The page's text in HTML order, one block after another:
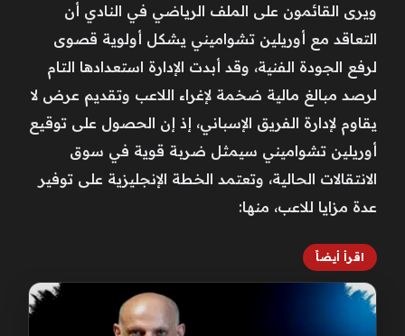
ويرى القائمون على الملف الرياضي في النادي أن
التعاقد مع أوريلين تشواميني يشكل أولوية قصوى
لرفع الجودة الفنية، وقد أبدت الإدارة استعدادها التام
لرصد مبالغ مالية ضخمة لإغراء اللاعب وتقديم عرض لا
يقاوم لإدارة الفريق الإسباني، إذ إن الحصول على توقيع
أوريلين تشواميني سيمثل ضربة قوية في سوق
الانتقالات الحالية، وتعتمد الخطة الإنجليزية على توفير
عدة مزايا للاعب، منها:
اقرأ أيضاً